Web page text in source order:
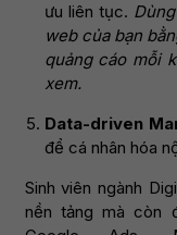
ưu liên tục.
web của bạn
quảng cáo mỗi
xem.
Data-driven
để cá nhân hóa
Sinh viên ngành
nền tảng mà còn